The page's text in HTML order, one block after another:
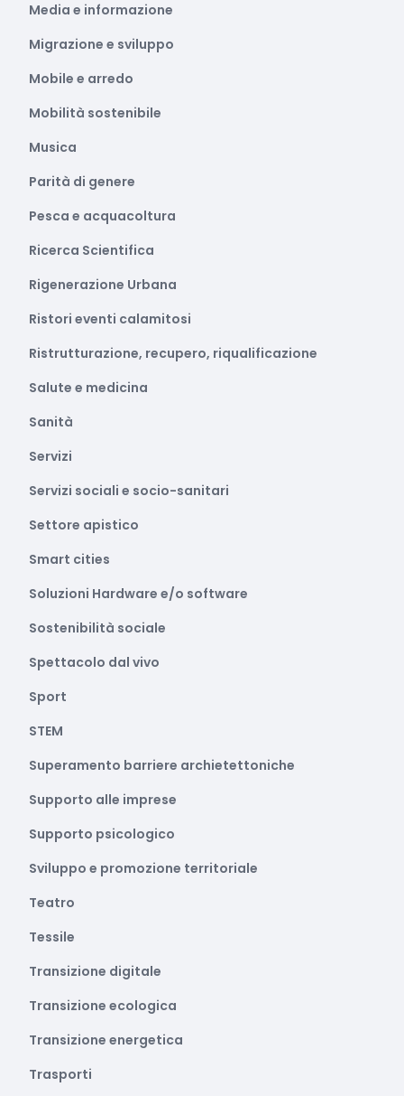
Media e informazione
Migrazione e sviluppo
Mobile e arredo
Mobilità sostenibile
Musica
Parità di genere
Pesca e acquacoltura
Ricerca Scientifica
Rigenerazione Urbana
Ristori eventi calamitosi
Ristrutturazione, recupero, riqualificazione
Salute e medicina
Sanità
Servizi
Servizi sociali e socio-sanitari
Settore apistico
Smart cities
Soluzioni Hardware e/o software
Sostenibilità sociale
Spettacolo dal vivo
Sport
STEM
Superamento barriere archietettoniche
Supporto alle imprese
Supporto psicologico
Sviluppo e promozione territoriale
Teatro
Tessile
Transizione digitale
Transizione ecologica
Transizione energetica
Trasporti